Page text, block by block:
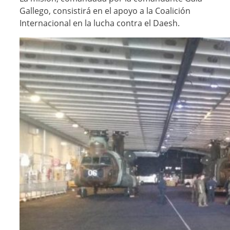
Gallego, consistirá en el apoyo a la Coalición
Internacional en la lucha contra el Daesh.